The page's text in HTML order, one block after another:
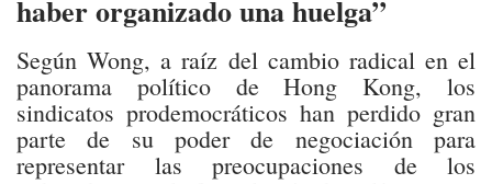
haber organizado una huelga”
Según Wong, a raíz del cambio radical en el
panorama político de Hong Kong, los
sindicatos prodemocráticos han perdido gran
parte de su poder de negociación para
representar las preocupaciones de los